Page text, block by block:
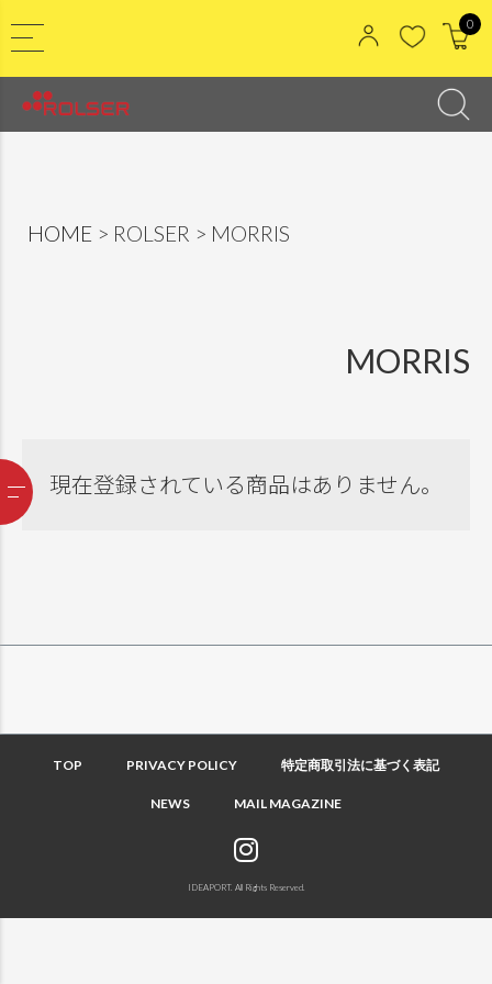
0
HOME ROLSER MORRIS
MORRIS
現在登録されている商品はありません。
TOP PRIVACY POLICY 特定商取引法に基づく表記
NEWS MAIL MAGAZINE
IDEAPORT. All Rights Reserved.